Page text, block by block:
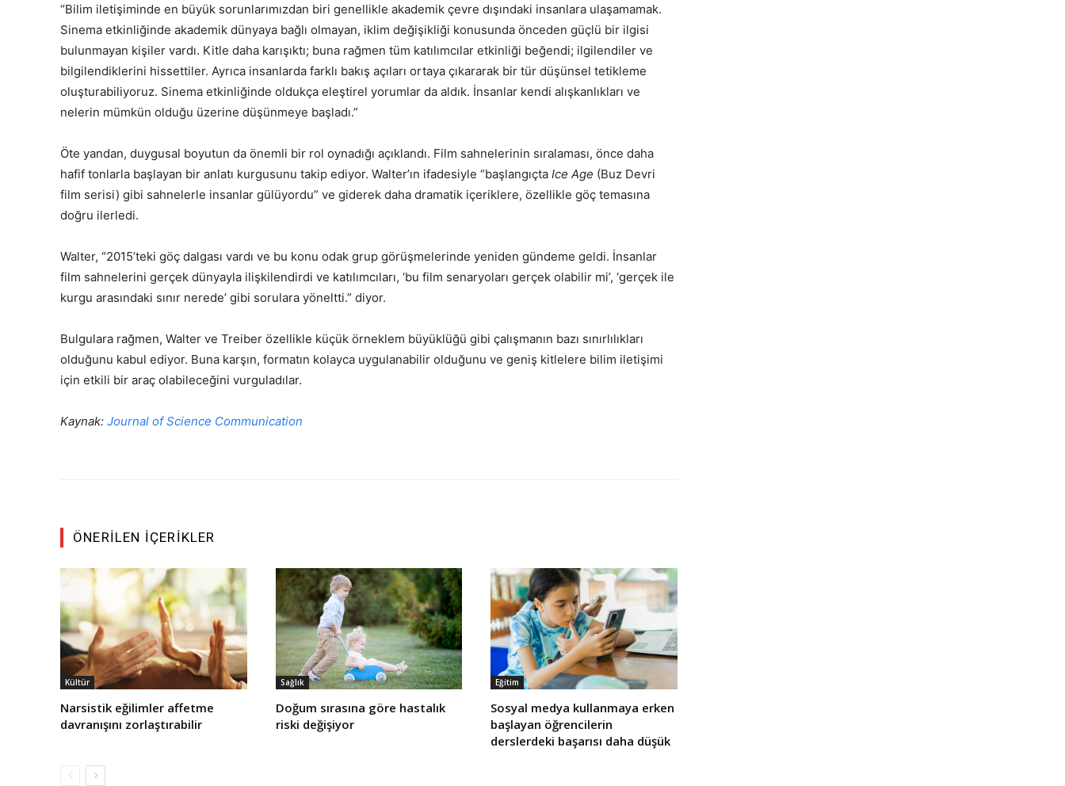
“Bilim iletişiminde en büyük sorunlarımızdan biri genellikle akademik çevre dışındaki insanlara ulaşamamak.
Sinema etkinliğinde akademik dünyaya bağlı olmayan, iklim değişikliği konusunda önceden güçlü bir ilgisi
bulunmayan kişiler vardı. Kitle daha karışıktı; buna rağmen tüm katılımcılar etkinliği beğendi; ilgilendiler ve
bilgilendiklerini hissettiler. Ayrıca insanlarda farklı bakış açıları ortaya çıkararak bir tür düşünsel tetikleme
oluşturabiliyoruz. Sinema etkinliğinde oldukça eleştirel yorumlar da aldık. İnsanlar kendi alışkanlıkları ve
nelerin mümkün olduğu üzerine düşünmeye başladı.”
Öte yandan, duygusal boyutun da önemli bir rol oynadığı açıklandı. Film sahnelerinin sıralaması, önce daha
hafif tonlarla başlayan bir anlatı kurgusunu takip ediyor. Walter’ın ifadesiyle “başlangıçta Ice Age (Buz Devri
film serisi) gibi sahnelerle insanlar gülüyordu” ve giderek daha dramatik içeriklere, özellikle göç temasına
doğru ilerledi.
Walter, “2015’teki göç dalgası vardı ve bu konu odak grup görüşmelerinde yeniden gündeme geldi. İnsanlar
film sahnelerini gerçek dünyayla ilişkilendirdi ve katılımcıları, ‘bu film senaryoları gerçek olabilir mi’, ‘gerçek ile
kurgu arasındaki sınır nerede’ gibi sorulara yöneltti.” diyor.
Bulgulara rağmen, Walter ve Treiber özellikle küçük örneklem büyüklüğü gibi çalışmanın bazı sınırlılıkları
olduğunu kabul ediyor. Buna karşın, formatın kolayca uygulanabilir olduğunu ve geniş kitlelere bilim iletişimi
için etkili bir araç olabileceğini vurguladılar.
Kaynak: Journal of Science Communication
ÖNERILEN İÇERIKLER
Kültür
Narsistik eğilimler affetme
davranışını zorlaştırabilir
Sağlık
Doğum sırasına göre hastalık
riski değişiyor
Eğitim
Sosyal medya kullanmaya erken
başlayan öğrencilerin
derslerdeki başarısı daha düşük